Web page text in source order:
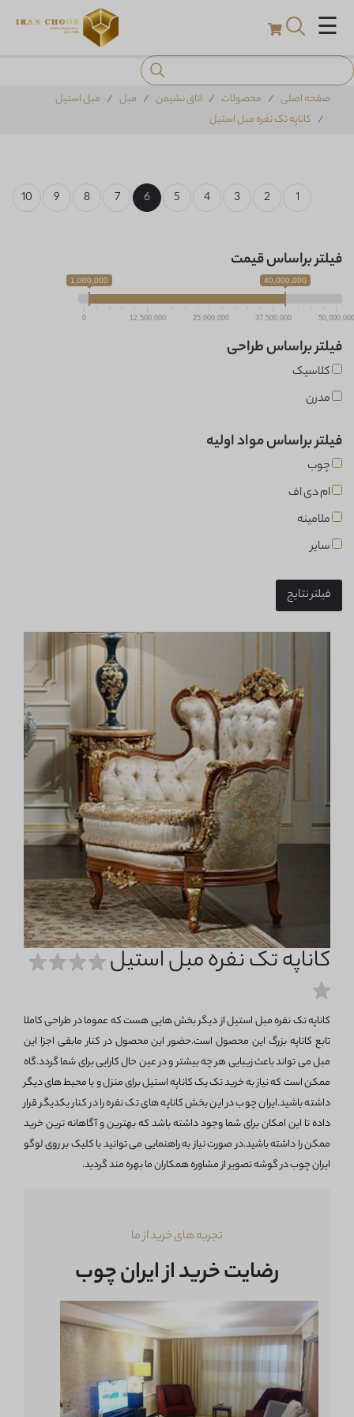
☰
صفحه اصلی محصولات اتاق نشیمن مبل
مبل استیل
کاناپه تک نفره مبل استیل
فیلتر براساس قیمت
1,000,000 40,000,000
0 12,500,000 25,000,000 37,500,000 50,000,000
فیلتر براساس طراحی
کلاسیک
مدرن
فیلتر براساس مواد اولیه
چوب
ام دی اف
ملامینه
سایر
فیلتر نتایج
1
2
3
4
5
6
7
8
9
10
کاناپه تک نفره مبل استیل
کاناپه تک نفره مبل استیل از دیگر بخش هایی هست که عموما در طراحی کاملا
تابع کاناپه بزرگ این محصول است.حضور این محصول در کنار مابقی اجزا این
مبل می تواند باعث زیبایی هر چه بیشتر و در عین حال کارایی برای شما گردد.گاه
ممکن است که نیاز به خرید تک یک کاناپه استیل برای منزل و یا محیط های دیگر
داشته باشید.ایران چوب در این بخش کاناپه های تک نفره را در کنار یکدیگر قرار
داده تا این امکان برای شما وجود داشته باشد که بهترین و آگاهانه ترین خرید
ممکن را داشته باشید.در صورت نیاز به راهنمایی می توانید با کلیک بر روی لوگو
ایران چوب در گوشه تصویر از مشاوره همکاران ما بهره مند گردید.
تجربه های خرید از ما
رضایت خرید از ایران چوب